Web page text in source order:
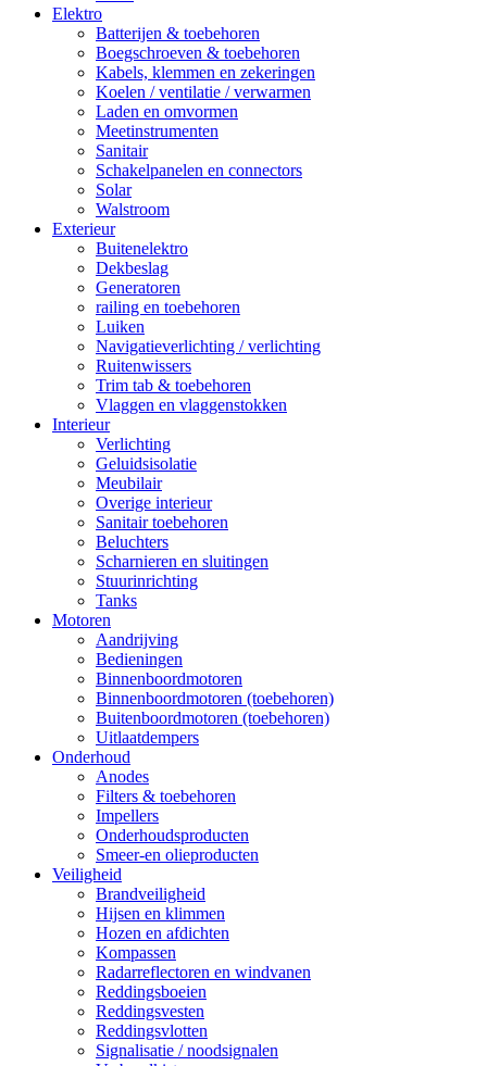
Elektro
Batterijen & toebehoren
Boegschroeven & toebehoren
Kabels, klemmen en zekeringen
Koelen / ventilatie / verwarmen
Laden en omvormen
Meetinstrumenten
Sanitair
Schakelpanelen en connectors
Solar
Walstroom
Exterieur
Buitenelektro
Dekbeslag
Generatoren
railing en toebehoren
Luiken
Navigatieverlichting / verlichting
Ruitenwissers
Trim tab & toebehoren
Vlaggen en vlaggenstokken
Interieur
Verlichting
Geluidsisolatie
Meubilair
Overige interieur
Sanitair toebehoren
Beluchters
Scharnieren en sluitingen
Stuurinrichting
Tanks
Motoren
Aandrijving
Bedieningen
Binnenboordmotoren
Binnenboordmotoren (toebehoren)
Buitenboordmotoren (toebehoren)
Uitlaatdempers
Onderhoud
Anodes
Filters & toebehoren
Impellers
Onderhoudsproducten
Smeer-en olieproducten
Veiligheid
Brandveiligheid
Hijsen en klimmen
Hozen en afdichten
Kompassen
Radarreflectoren en windvanen
Reddingsboeien
Reddingsvesten
Reddingsvlotten
Signalisatie / noodsignalen